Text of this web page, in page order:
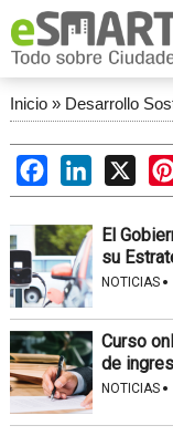
Inicio» Desarrollo
FacebookLinkedIn
X
El
su
NOTICIAS ·
Curso
de
NOTICIAS ·